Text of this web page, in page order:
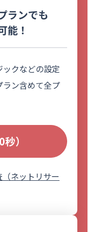
ランでも
能！
クなどの設定
ン含めて全プ
）
ネットリサー